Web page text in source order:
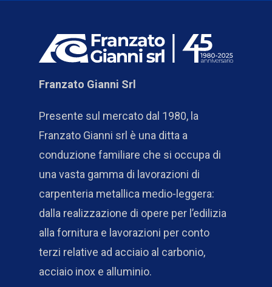
Franzato Gianni Srl
Presente sul mercato dal 1980, la
Franzato Gianni srl è una ditta a
conduzione familiare che si occupa di
una vasta gamma di lavorazioni di
carpenteria metallica medio-leggera:
dalla realizzazione di opere per l’edilizia
alla fornitura e lavorazioni per conto
terzi relative ad acciaio al carbonio,
acciaio inox e alluminio.